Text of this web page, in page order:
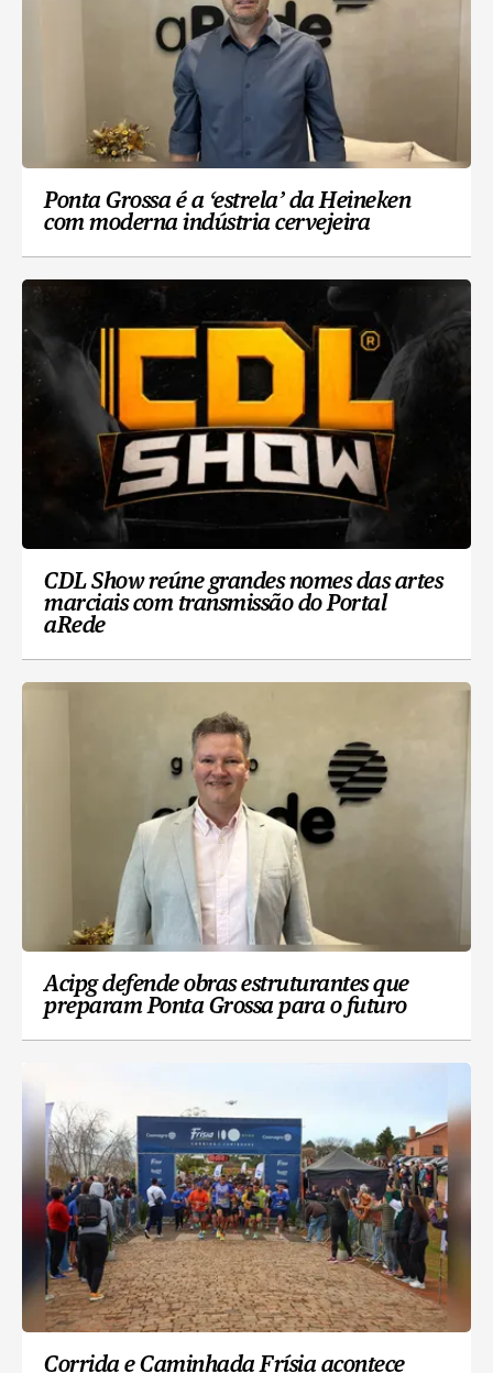
Ponta Grossa é a ‘estrela’ da Heineken
com moderna indústria cervejeira
CDL Show reúne grandes nomes das artes
marciais com transmissão do Portal
aRede
Acipg defende obras estruturantes que
preparam Ponta Grossa para o futuro
Corrida e Caminhada Frísia acontece